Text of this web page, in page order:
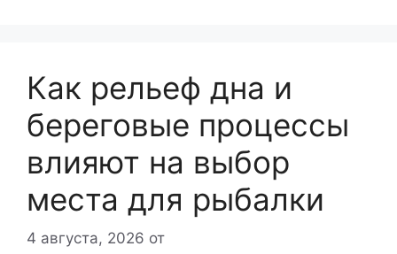
Как рельеф дна и
береговые процессы
влияют на выбор
места для рыбалки
4 августа, 2026 от